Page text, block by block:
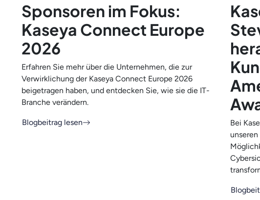
Sponsoren im Fokus:
Kaseya Connect Europe
2026
Erfahren Sie mehr über die Unternehmen, die zur
Verwirklichung der Kaseya Connect Europe 2026
beigetragen haben, und entdecken Sie, wie sie die IT-
Branche verändern.
Blogbeitrag lesen
Bei